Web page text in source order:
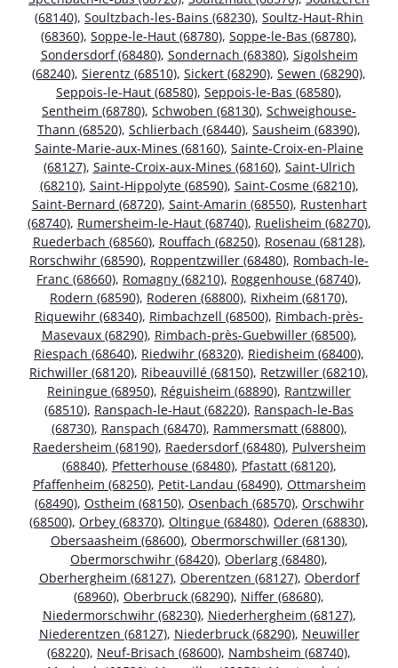
(68140), Soultzbach-les-Bains (68230), Soultz-Haut-Rhin
(68360), Soppe-le-Haut (68780), Soppe-le-Bas (68780),
Sondersdorf (68480), Sondernach (68380), Sigolsheim
(68240), Sierentz (68510), Sickert (68290), Sewen (68290),
Seppois-le-Haut (68580), Seppois-le-Bas (68580),
Sentheim (68780), Schwoben (68130), Schweighouse-
Thann (68520), Schlierbach (68440), Sausheim (68390),
Sainte-Marie-aux-Mines (68160), Sainte-Croix-en-Plaine
(68127), Sainte-Croix-aux-Mines (68160), Saint-Ulrich
(68210), Saint-Hippolyte (68590), Saint-Cosme (68210),
Saint-Bernard (68720), Saint-Amarin (68550), Rustenhart
(68740), Rumersheim-le-Haut (68740), Ruelisheim (68270),
Ruederbach (68560), Rouffach (68250), Rosenau (68128),
Rorschwihr (68590), Roppentzwiller (68480), Rombach-le-
Franc (68660), Romagny (68210), Roggenhouse (68740),
Rodern (68590), Roderen (68800), Rixheim (68170),
Riquewihr (68340), Rimbachzell (68500), Rimbach-près-
Masevaux (68290), Rimbach-près-Guebwiller (68500),
Riespach (68640), Riedwihr (68320), Riedisheim (68400),
Richwiller (68120), Ribeauvillé (68150), Retzwiller (68210),
Reiningue (68950), Réguisheim (68890), Rantzwiller
(68510), Ranspach-le-Haut (68220), Ranspach-le-Bas
(68730), Ranspach (68470), Rammersmatt (68800),
Raedersheim (68190), Raedersdorf (68480), Pulversheim
(68840), Pfetterhouse (68480), Pfastatt (68120),
Pfaffenheim (68250), Petit-Landau (68490), Ottmarsheim
(68490), Ostheim (68150), Osenbach (68570), Orschwihr
(68500), Orbey (68370), Oltingue (68480), Oderen (68830),
Obersaasheim (68600), Obermorschwiller (68130),
Obermorschwihr (68420), Oberlarg (68480),
Oberhergheim (68127), Oberentzen (68127), Oberdorf
(68960), Oberbruck (68290), Niffer (68680),
Niedermorschwihr (68230), Niederhergheim (68127),
Niederentzen (68127), Niederbruck (68290), Neuwiller
(68220), Neuf-Brisach (68600), Nambsheim (68740),